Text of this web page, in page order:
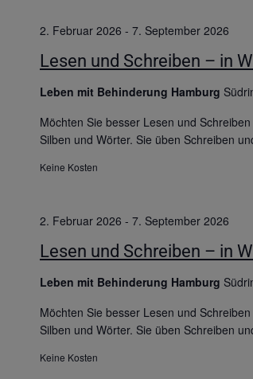
Lesen und Schreiben – in
2. Februar 2026 - 7. September 2026
Leben mit Behinderung Hamburg
Möchten Sie besser Lesen und
Silben und Wörter. Sie üben Schreiben
Keine Kosten
Lesen und Schreiben – in
2. Februar 2026 - 7. September 2026
Leben mit Behinderung Hamburg
Möchten Sie besser Lesen und
Silben und Wörter. Sie üben Schreiben
Keine Kosten